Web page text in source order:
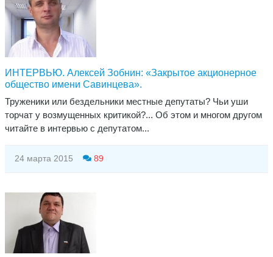
ИНТЕРВЬЮ. Алексей Зобнин: «Закрытое акционерное
общество имени Савинцева».
Труженики или бездельники местные депутаты? Чьи уши
торчат у возмущенных критикой?... Об этом и многом другом
читайте в интервью с депутатом...
24 марта 2015 89